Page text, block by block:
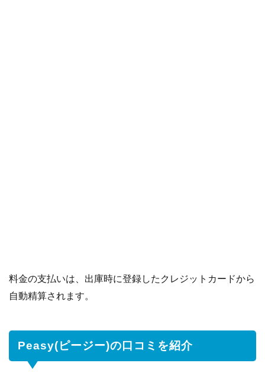
料金の支払いは、出庫時に登録したクレジットカードから
自動精算されます。
Peasy(ピージー)の口コミを紹介